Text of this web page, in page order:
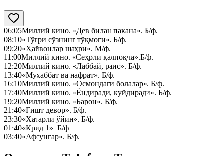
06:05Миллий кино. «Дев билан пакана». Б/ф.
08:10«Тўғри сўзнинг тўқмоғи». Б/ф.
09:20«Ҳайвонлар шаҳри». М/ф.
11:00Миллий кино. «Сеҳрли қалпоқча».Б/ф.
12:20Миллий кино. «Лаббай, раис». Б/ф.
13:40«Муҳаббат ва нафрат». Б/ф.
16:10Миллий кино. «Осмондаги болалар». Б/ф.
17:40Миллий кино. «Ёндиради, куйдиради». Б/ф.
19:20Миллий кино. «Барон». Б/ф.
21:40«Ғишт девор». Б/ф.
23:30«Хатарли ўйин». Б/ф.
01:40«Крид 1». Б/ф.
03:40«Афсунгар». Б/ф.